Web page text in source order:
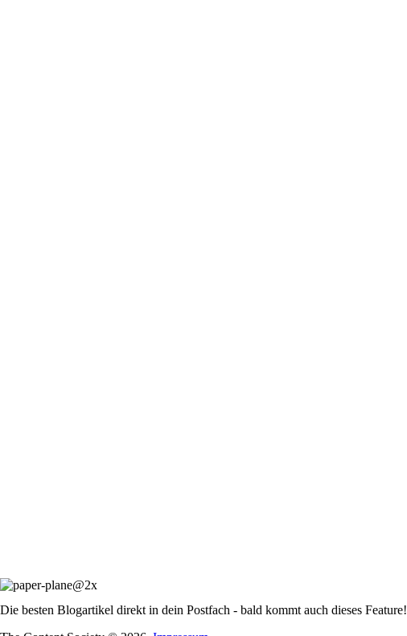
Die besten Blogartikel direkt in dein Postfach - bald kommt auch dieses Feature!